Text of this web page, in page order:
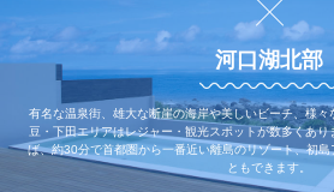
河口湖北部
有名な温泉街、雄大な断崖の海岸や美しいビーチ、様
豆・下田エリアはレジャー・観光スポットが数多くあ
ば、約30分で首都圏から一番近い離島のリゾート、初島
ともできます。